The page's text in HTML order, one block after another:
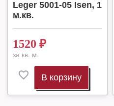
Leger 5001-05 Isen, 1
м.кв.
1520 ₽
за кв. м.
В корзину